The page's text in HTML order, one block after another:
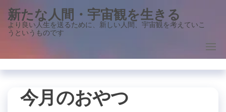
ン
に
新たな人間・宇宙観を生きる
より良い人生を送るために、新しい人間、宇宙観を考えていこ
うというものです
今月のおやつ